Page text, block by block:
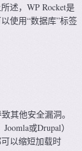
述，WP Rocket是
使用“数据库”标签
其他安全漏洞。
或Drupal）
以缩短加载时